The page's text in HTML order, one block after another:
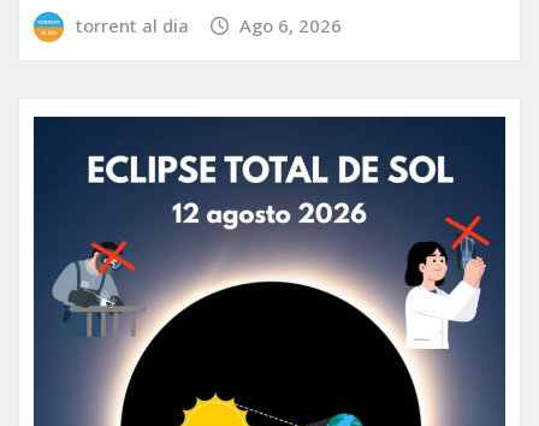
torrent al dia Ago 6, 2026